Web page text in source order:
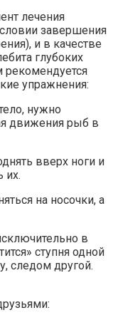
лечения
завершения
и в качестве
глубоких
рекомендуется
упражнения:
нужно
движения рыб в
вверх ноги и
их.
на носочки, а
в
ступня одной
следом другой.